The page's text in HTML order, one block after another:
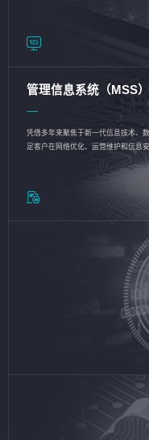
管理信息系统（MSS）
凭借多年来聚焦于新一代信息技术、
足客户在网络优化、运营维护和信息